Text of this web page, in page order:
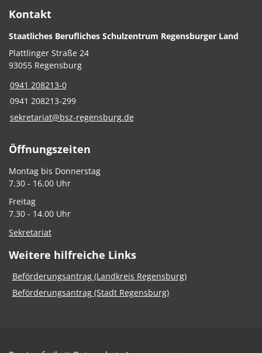
Kontakt
Staatliches Berufliches Schulzentrum Regensburger Land
Plattlinger Straße 24
93055 Regensburg
0941 208213-0
0941 208213-299
sekretariat@bsz-regensburg.de
Öffnungszeiten
Montag bis Donnerstag
7.30 - 16.00 Uhr
Freitag
7.30 - 14.00 Uhr
Sekretariat
Weitere hilfreiche Links
Beförderungsantrag (Landkreis Regensburg)
Beförderungsantrag (Stadt Regensburg)